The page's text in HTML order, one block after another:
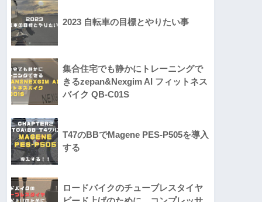
2023 自転車の目標とやりたい事
集合住宅でも静かにトレーニングで
きるzepan&Nexgim AI フィットネス
バイク QB-C01S
T47のBBでMagene PES-P505を導入
する
ロードバイクのチューブレスタイヤ